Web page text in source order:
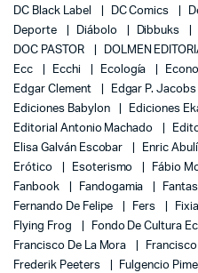
DC Black Label
DC Comics
Deporte
Diábolo Dibbuks
DOC PASTOR
DOLMEN
Ecc
Ecchi Ecología
Edgar Clement
Edgar P. Jacobs
Ediciones Babylon
Ediciones
Editorial Antonio Machado
Elisa Galván Escobar
Enric Abulí
Erótico
Esoterismo Fábio
Fanbook
Fandogamia
Fernando De Felipe
Fers
Flying Frog
Fondo De Cultura
Francisco De La Mora
Frederik Peeters
Fulgencio